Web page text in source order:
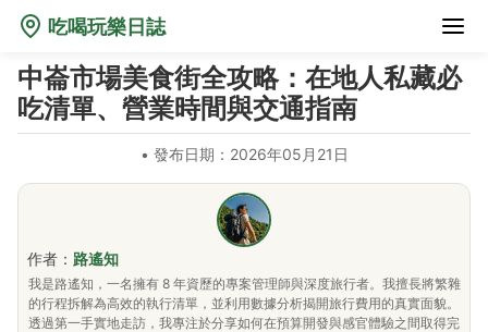
吃喝玩樂日誌
中崙市場美食街全攻略：在地人私藏必
吃清單、營業時間與交通指南
• 發布日期：2026年05月21日
作者： 路遙知
我是路遙知，一名擁有 8 年資歷的專案管理師與深度旅行者。我擅長將繁雜
的行程拆解為高效的執行清單，並利用數據分析揭開旅行費用的真實面貌。
透過第一手實地走訪，我專注於分享如何在預算開發與感官體驗之間取得完